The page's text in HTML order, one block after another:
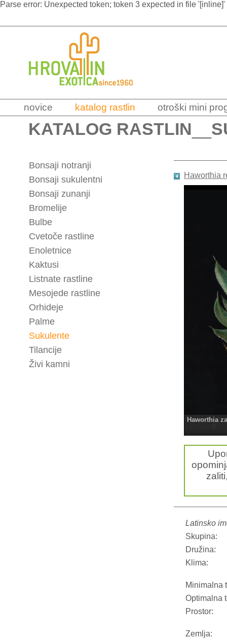
Parse error: Unexpected token; token 3 expected in file
novice katalog rastlin otroški mini
KATALOG RASTLIN
Bonsaji notranji
Bonsaji sukulentni
Bonsaji zunanji
Bromelije
Bulbe
Cvetoče rastline
Enoletnice
Kaktusi
Listnate rastline
Mesojede rastline
Orhideje
Palme
Sukulente
Tilancije
Živi kamni
Haworthia
Haworthia
Latinsko
Skupina:
Družina:
Klima:
Minimalna
Optimalna
Prostor:
Zemlja: